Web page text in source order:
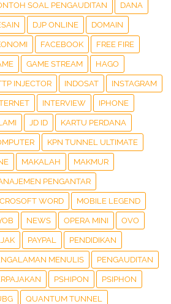
SOAL PENGAUDITAN DANA
DJP ONLINE DOMAIN
FACEBOOK FREE FIRE
GAME STREAM HAGO
INJECTOR INDOSAT INSTAGRAM
INTERVIEW IPHONE
JD ID KARTU PERDANA
KPN TUNNEL ULTIMATE
MAKALAH MAKMUR
PENGANTAR
WORD MOBILE LEGEND
NEWS OPERA MINI OVO
PAYPAL PENDIDIKAN
MENULIS PENGAUDITAN
PSHIPON PSIPHON
QUANTUM TUNNEL